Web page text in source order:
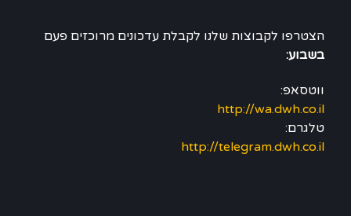
הצטרפו לקבוצות שלנו לקבלת עדכונים מרוכזים פעם
בשבוע:
ווטסאפ:
http://wa.dwh.co.il
טלגרם:
http://telegram.dwh.co.il